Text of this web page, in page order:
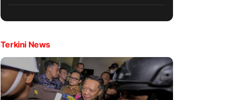
Terkini News